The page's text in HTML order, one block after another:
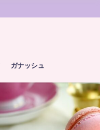
ガナッシュ